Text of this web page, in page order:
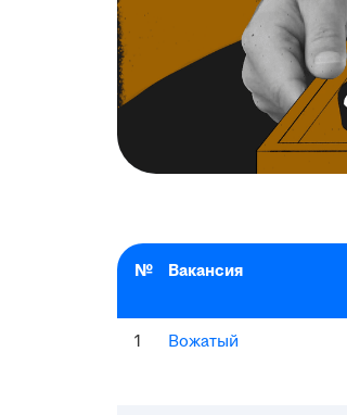
№ Вакансия
1 Вожатый